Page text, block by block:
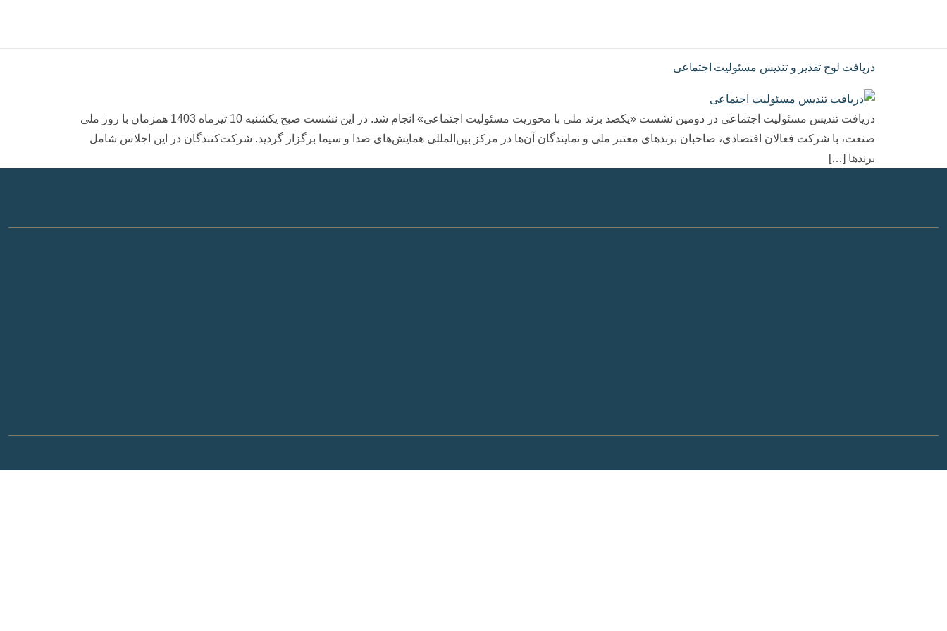
دریافت لوح تقدیر و تندیس مسئولیت اجتماعی
دریافت تندیس مسئولیت اجتماعی در دومین نشست «یکصد برند ملی با محوریت مسئولیت اجتماعی» انجام شد. در این نشست صبح یکشنبه 10 تیرماه 1403 همزمان با روز ملی
صنعت، با شرکت فعالان اقتصادی، صاحبان برند‌های معتبر ملی و نمایندگان آن‌ها در مرکز بین‌المللی همایش‌های صدا و سیما برگزار گردید. شرکت‌کنندگان در این اجلاس شامل
برندها […]